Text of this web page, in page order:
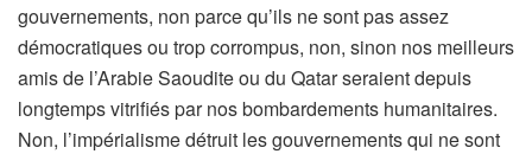
gouvernements, non parce qu’ils ne sont pas assez
démocratiques ou trop corrompus, non, sinon nos meilleurs
amis de l’Arabie Saoudite ou du Qatar seraient depuis
longtemps vitrifiés par nos bombardements humanitaires.
Non, l’impérialisme détruit les gouvernements qui ne sont